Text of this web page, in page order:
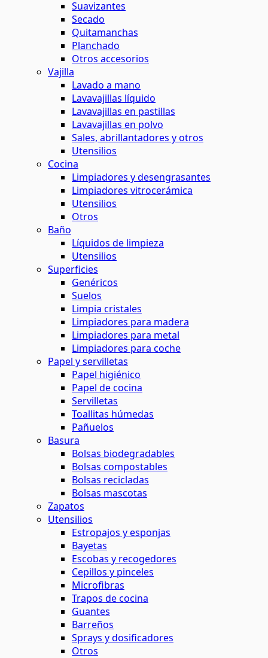
Suavizantes
Secado
Quitamanchas
Planchado
Otros accesorios
Vajilla
Lavado a mano
Lavavajillas líquido
Lavavajillas en pastillas
Lavavajillas en polvo
Sales, abrillantadores y otros
Utensilios
Cocina
Limpiadores y desengrasantes
Limpiadores vitrocerámica
Utensilios
Otros
Baño
Líquidos de limpieza
Utensilios
Superficies
Genéricos
Suelos
Limpia cristales
Limpiadores para madera
Limpiadores para metal
Limpiadores para coche
Papel y servilletas
Papel higiénico
Papel de cocina
Servilletas
Toallitas húmedas
Pañuelos
Basura
Bolsas biodegradables
Bolsas compostables
Bolsas recicladas
Bolsas mascotas
Zapatos
Utensilios
Estropajos y esponjas
Bayetas
Escobas y recogedores
Cepillos y pinceles
Microfibras
Trapos de cocina
Guantes
Barreños
Sprays y dosificadores
Otros